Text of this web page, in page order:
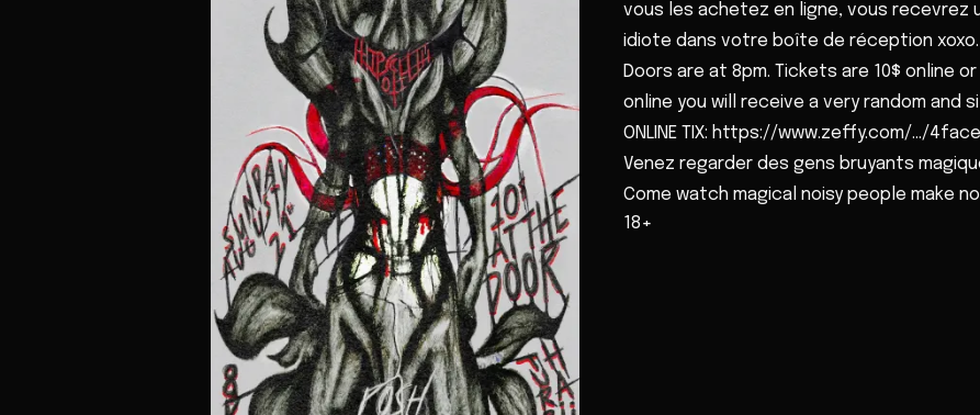
vous les achetez en ligne, vous
idiote dans votre boîte de réception xoxo.
Doors are at 8pm. Tickets are 10$ online
online you will receive a very random and
ONLINE TIX: https://www.zeffy.com/.../
Venez regarder des gens bruyants
Come watch magical noisy people make
18+